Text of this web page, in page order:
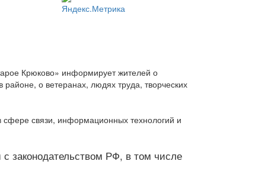
Крюково» информирует жителей о
о ветеранах, людях труда, творческих
сфере связи, информационных технологий и
законодательством РФ, в том числе